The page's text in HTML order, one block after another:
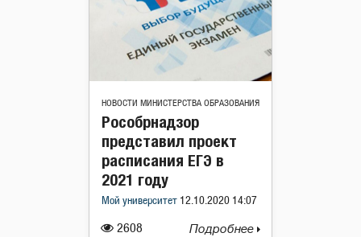
НОВОСТИ МИНИСТЕРСТВА ОБРАЗОВАНИЯ
2608
Рособрнадзор
представил проект
расписания ЕГЭ в
2021 году
Мой университет 12.10.2020 14:07
Подробнее